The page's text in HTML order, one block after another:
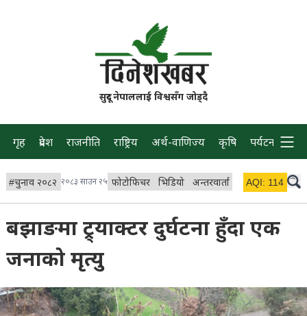
सुदूर नेपाललाई विश्वसँग जोड्दै
गृह प्रदेश राजनीति राष्ट्रिय अर्थ-वाणिज्य कृषि पर्यटन प्रवास
#चुनाव २०८२ २०८३ साउन २५ फोटोफिचर भिडियो अन्तरवार्ता विचार/ब्लग
AQI: 114
बझाङमा ट्र्याक्टर दुर्घटना हुँदा एक
जनाको मृत्यु